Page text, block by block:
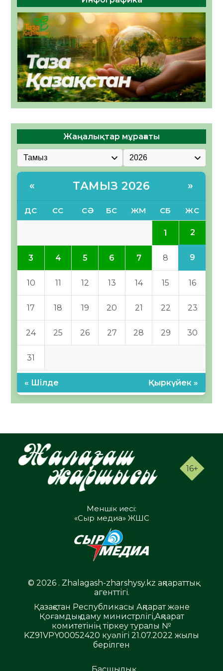
Жаңалықтар мұрағаты
« ТАМЫЗ 2026 »
ДС СС СӘ БС ЖМ СБ ЖС
1 2
3 4 5 6 7 8 9
10 11 12 13 14 15 16
17 18 19 20 21 22 23
24 25 26 27 28 29 30
31
« Шілде Қыркүйек »
16+
Меншік иесі:
«Сыр медиа» ЖШС
© 2026 . Zhalagash-zharshysy.kz ақпараттық
агенттігі.
Қазақстан Республикасы Ақпарат және
Қоғамдық даму министрлігі,Ақпарат
комитетінің тіркеу туралы №
KZ91VPY00052420 куәлігі 21.07.2022 жылы
берілген
Басшылық